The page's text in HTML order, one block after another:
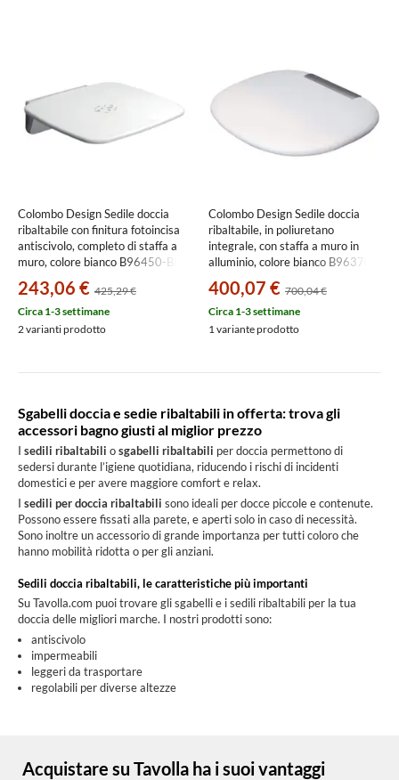
Colombo Design Sedile doccia
ribaltabile con finitura fotoincisa
antiscivolo, completo di staffa a
muro, colore bianco B96450-BI
243,06 € 425,29 €
Circa 1-3 settimane
2 varianti prodotto
Colombo Design Sedile doccia
ribaltabile, in poliuretano
integrale, con staffa a muro in
alluminio, colore bianco B96370-
400,07 € 700,04 €
Circa 1-3 settimane
1 variante prodotto
Sgabelli doccia e sedie ribaltabili in offerta: trova gli
accessori bagno giusti al miglior prezzo
I sedili ribaltabili osgabelli ribaltabili per doccia permettono di
sedersi durante l’igiene quotidiana, riducendo i rischi di incidenti
domestici e per avere maggiore comfort e relax.
I sedili per doccia ribaltabili sono ideali per docce piccole e contenute.
Possono essere fissati alla parete, e aperti solo in caso di necessità.
Sono inoltre un accessorio di grande importanza per tutti coloro che
hanno mobilità ridotta o per gli anziani.
Sedili doccia ribaltabili, le caratteristiche più importanti
Su Tavolla.com puoi trovare gli sgabelli e i sedili ribaltabili per la tua
doccia delle migliori marche. I nostri prodotti sono:
antiscivolo
impermeabili
leggeri da trasportare
regolabili per diverse altezze
Acquistare su Tavolla ha i suoi vantaggi